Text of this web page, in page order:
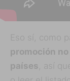
Eso sí, como
promoción
países , así